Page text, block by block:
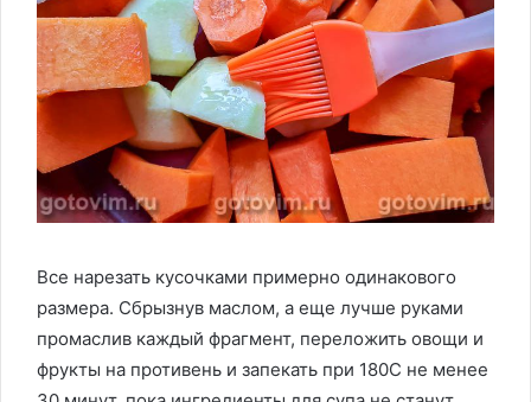
Все нарезать кусочками примерно одинакового
размера. Сбрызнув маслом, а еще лучше руками
промаслив каждый фрагмент, переложить овощи и
фрукты на противень и запекать при 180С не менее